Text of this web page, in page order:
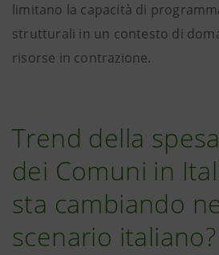
limitano la capacità di
strutturali in un contesto di
risorse in contrazione.
Trend della
dei Comuni in
sta cambiando
scenario italiano?